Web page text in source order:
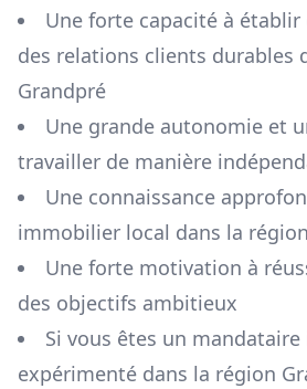
Une forte capacité à
des relations clients durables
Grandpré
Une grande autonomie et
travailler de manière
Une connaissance
immobilier local dans la région
Une forte motivation à
des objectifs ambitieux
Si vous êtes un
expérimenté dans la région